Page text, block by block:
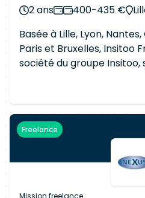
2 ans 400-435 €
Basée à Lille, Lyon,
Paris et Bruxelles, Insitoo
société du groupe Insitoo,
Métier. Depuis 2007,
freelancing par son
valeurs de transparence
nos clients, nous
France. Contexte : Au sein
Freelance
Mission freelance